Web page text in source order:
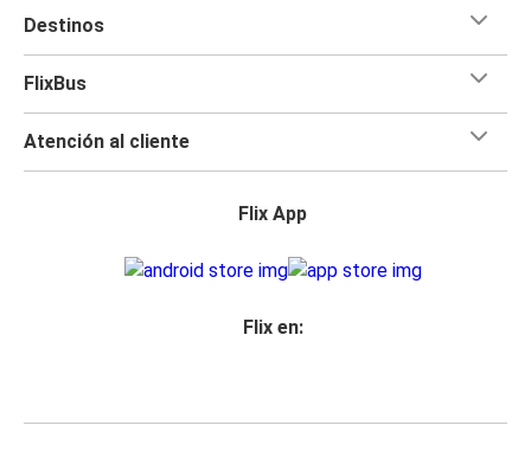
Destinos
FlixBus
Atención al cliente
Flix App
Flix en: